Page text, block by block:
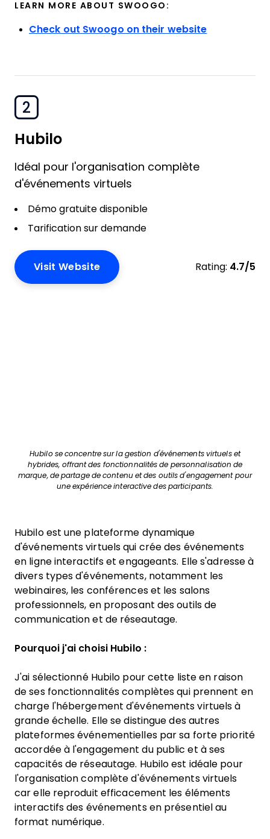
LEARN MORE ABOUT SWOOGO:
Check out Swoogo on their website
2
Hubilo
Idéal pour l'organisation complète
d'événements virtuels
Démo gratuite disponible
Tarification sur demande
Visit Website Rating: 4.7/5
Hubilo se concentre sur la gestion d'événements virtuels et
hybrides, offrant des fonctionnalités de personnalisation de
marque, de partage de contenu et des outils d'engagement pour
une expérience interactive des participants.
Hubilo est une plateforme dynamique
d'événements virtuels qui crée des événements
en ligne interactifs et engageants. Elle s'adresse à
divers types d'événements, notamment les
webinaires, les conférences et les salons
professionnels, en proposant des outils de
communication et de réseautage.
Pourquoi j'ai choisi Hubilo :
J'ai sélectionné Hubilo pour cette liste en raison
de ses fonctionnalités complètes qui prennent en
charge l'hébergement d'événements virtuels à
grande échelle. Elle se distingue des autres
plateformes événementielles par sa forte priorité
accordée à l'engagement du public et à ses
capacités de réseautage. Hubilo est idéale pour
l'organisation complète d'événements virtuels
car elle reproduit efficacement les éléments
interactifs des événements en présentiel au
format numérique.